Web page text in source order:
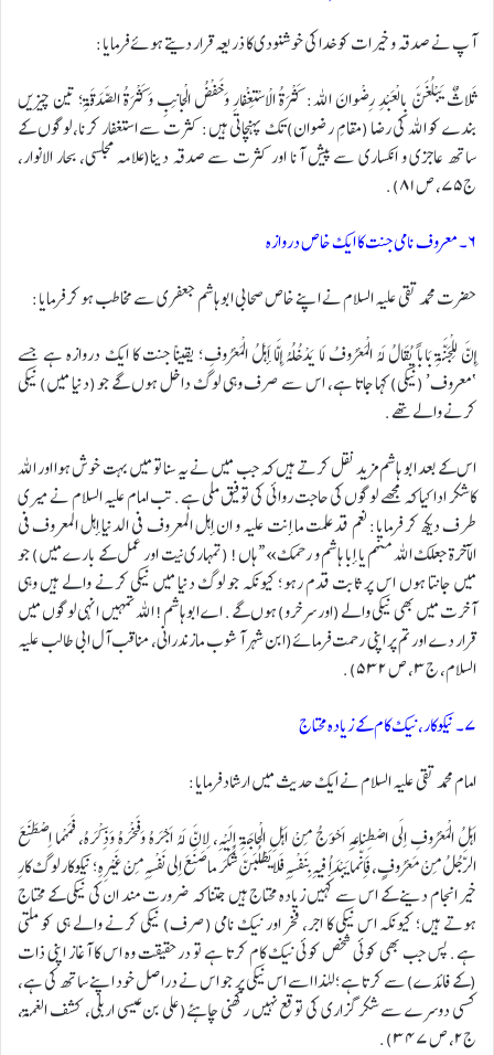
آپ نے صدقہ و خیرات کو خدا کی خوشنودی کا ذریعہ قرار دیتے ہوئے فرمایا:
ثَلاثٌ یَبْلُغَنَّ بِالْعَبْدِ رِضْوانَ الله: کَثْرَةُ الاْسْتِغْفارِ وَخَفْضُ الْجانِبِ وَکَثْرَةُ الصَّدَقَةِ؛ تین چیزیں
بندے کو اللہ کی رضا (مقامِ رضوان) تک پہنچاتی ہیں: کثرت سے استغفار کرنا، لوگوں کے
ساتھ عاجزی و انکساری سے پیش آنا اور کثرت سے صدقہ دینا(علامہ مجلسی، بحار الانوار،
ج۷۵، ص ٨١).
۶۔ معروف نامی جنت کا ایک خاص دروازہ
حضرت محمد تقی علیہ السلام نے اپنے خاص صحابی ابو ہاشم جعفری سے مخاطب ہو کر فرمایا:
إِنَّ لِلْجَنَّةِ بَاباً یُقَالُ لَهُ الْمَعْرُوفُ لَا یَدْخُلُهُ إِلَّا أَهْلُ الْمَعْرُوفِ؛ یقیناً جنت کا ایک دروازہ ہے جسے
‘معروف’ (نیکی) کہا جاتا ہے، اس سے صرف وہی لوگ داخل ہوں گے جو (دنیا میں) نیکی
کرنے والے تھے.
اس کے بعد ابو ہاشم مزید نقل کرتے ہیں کہ جب میں نے یہ سنا تو میں بہت خوش ہوا اور اللہ
کا شکر ادا کیا کہ مجھے لوگوں کی حاجت روائی کی توفیق ملی ہے. تب امام علیہ السلام نے میری
طرف دیکھ کر فرمایا: نعم قد علمت ما أنت عليه و ان أهل المعروف فى الدنيا أهل المعروف فى
الآخرة جعلك الله منهم يا أبا هاشم و رحمك» “ہاں! (تمہاری نیت اور عمل کے بارے میں) جو
میں جانتا ہوں اس پر ثابت قدم رہو؛ کیونکہ جو لوگ دنیا میں نیکی کرنے والے ہیں وہی
آخرت میں بھی نیکی والے (اور سرخرو) ہوں گے. اے ابو ہاشم! اللہ تمہیں انہی لوگوں میں
قرار دے اور تم پر اپنی رحمت فرمائے(ابن شہر آشوب مازندرانی، مناقب آل ابی طالب علیہ
السلام، ج۳، ص ٥٣٢).
۷۔ نیکوکار، نیک کام کے زیادہ محتاج
امام محمد تقی علیہ السلام نے ایک حدیث میں ارشاد فرمایا:
اَهْلُ الْمَعْرُوفِ اِلَی اصْطِناعِهِ اَحْوَجُ مِنْ اَهْلِ الْحاجَةِ اِلَیْهِ، لاِنَّ لَهُ اَجْرَهُ وَفَخْرَهُ وَذِکْرَهُ، فَمَهْما اِصْطَنَعَ
الرَّجُلُ مِنْ مَعْرُوفٍ، فَاِنَّما یَبْدَأُ فیهِ بِنَفْسِهِ فَلا یَطْلُبَنَّ شُکْرَ ما صَنَعَ اِلی نَفْسِهِ مِنْ غَیْرِهِ؛ نیکوکار لوگ کارِ
خیر انجام دینے کے اس سے کہیں زیادہ محتاج ہیں جتنا کہ ضرورت مند ان کی نیکی کے محتاج
ہوتے ہیں؛ کیونکہ اس نیکی کا اجر، فخر اور نیک نامی (صرف) نیکی کرنے والے ہی کو ملتی
ہے. پس جب بھی کوئی شخص کوئی نیک کام کرتا ہے تو درحقیقت وہ اس کا آغاز اپنی ذات
(کے فائدے) سے کرتا ہے؛ لہٰذا اسے اس نیکی پر جو اس نے دراصل خود اپنے ساتھ کی ہے،
کسی دوسرے سے شکر گزاری کی توقع نہیں رکھنی چاہئے(علی بن عیسی اربلی، کشف الغمۃ،
ج۲، ص ٣٤٧).